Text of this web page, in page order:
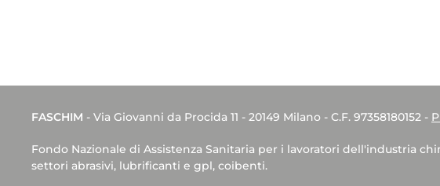
FASCHIM - Via Giovanni da Procida 11 - 20149 Milano - C.F. 97358180152 -
Fondo Nazionale di Assistenza Sanitaria per i lavoratori dell'industria
settori abrasivi, lubrificanti e gpl, coibenti.